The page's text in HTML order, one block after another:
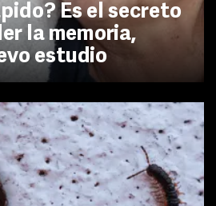
Es el secreto
la memoria,
estudio